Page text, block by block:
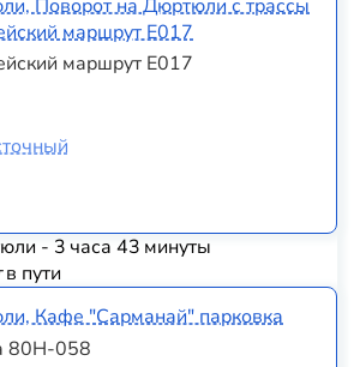
Поворот на Дюртюли с трассы
маршрут Е017
маршрут Е017
- 3 часа 43 минуты
в пути
Кафе "Сарманай" парковка
80Н-058